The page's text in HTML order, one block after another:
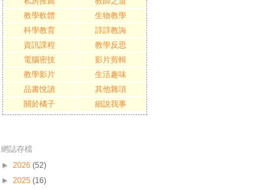
教學軟體
生物教學
科學教育
諄諄教誨
資訊課程
教學反思
電腦密技
影片剪輯
教學影片
生活趣味
品書悅讀
其他雜項
關於橘子
細說我事
網誌存檔
► 2026 (52)
► 2025 (16)